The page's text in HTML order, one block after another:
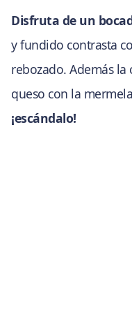
Disfruta de un
y fundido contrasta
rebozado. Además
queso con la
¡escándalo!